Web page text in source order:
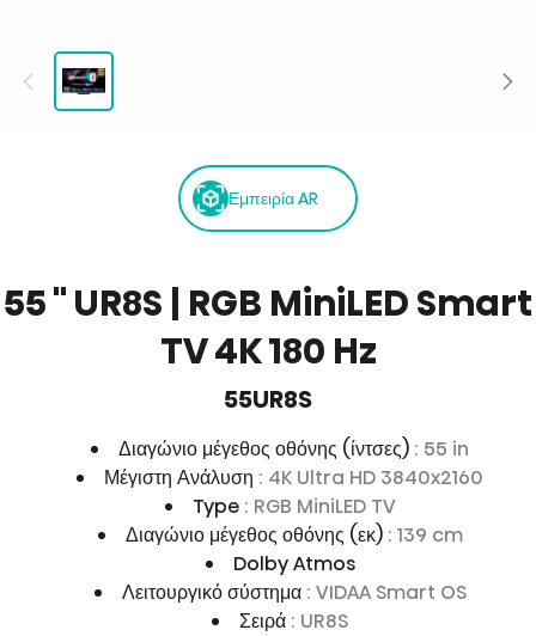
Εμπειρία AR
55 '' UR8S | RGB MiniLED Smart
TV 4K 180 Hz
55UR8S
Διαγώνιο μέγεθος οθόνης (ίντσες) : 55 in
Μέγιστη Ανάλυση : 4K Ultra HD 3840x2160
Type : RGB MiniLED TV
Διαγώνιο μέγεθος οθόνης (εκ) : 139 cm
Dolby Atmos
Λειτουργικό σύστημα : VIDAA Smart OS
Σειρά : UR8S